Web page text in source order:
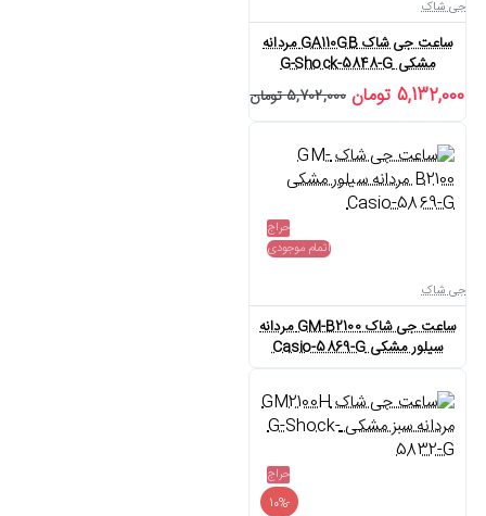
جی شاک
ساعت جی شاک GA110GB مردانه
مشکی G-Shock-5848-G
5,132,000 تومان 5,702,000 تومان
حراج
اتمام موجودی
جی شاک
ساعت جی شاک GM-B2100 مردانه
سیلور مشکی Casio-5869-G
حراج
-10%